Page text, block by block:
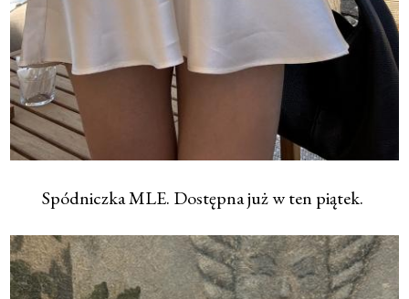
Spódniczka MLE. Dostępna już w ten piątek.